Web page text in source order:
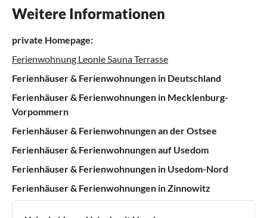
Weitere Informationen
private Homepage:
Ferienwohnung Leonie Sauna Terrasse
Ferienhäuser & Ferienwohnungen in Deutschland
Ferienhäuser & Ferienwohnungen in Mecklenburg-
Vorpommern
Ferienhäuser & Ferienwohnungen an der Ostsee
Ferienhäuser & Ferienwohnungen auf Usedom
Ferienhäuser & Ferienwohnungen in Usedom-Nord
Ferienhäuser & Ferienwohnungen in Zinnowitz